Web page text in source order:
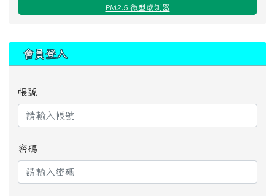
PM2.5 微型感測器
會員登入
帳號
密碼